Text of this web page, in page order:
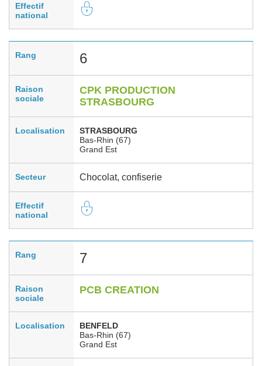
Effectif
national
Rang 6
Raison
sociale
CPK PRODUCTION
STRASBOURG
Localisation
STRASBOURG
Bas-Rhin (67)
Grand Est
Secteur Chocolat, confiserie
Effectif
national
Rang 7
Raison
sociale
PCB CREATION
Localisation
BENFELD
Bas-Rhin (67)
Grand Est